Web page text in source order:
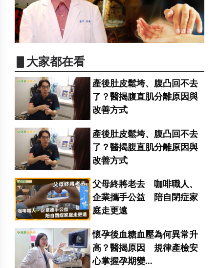
▋大家都在看
產後肚皮鬆垮、腹凸回不去
了？醫揭腹直肌分離原因與
改善方式
產後肚皮鬆垮、腹凸回不去
了？醫揭腹直肌分離原因與
改善方式
父母終將老去 咖啡職人、
企業攜手公益 陪自閉症家
庭走更遠
懷孕後血糖血壓為何異常升
高？醫揭原因 規律產檢安
心掌握孕期變...